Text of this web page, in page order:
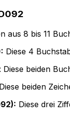
aus 8 bis 11
Diese 4
Diese beiden
Diese beiden
Diese drei